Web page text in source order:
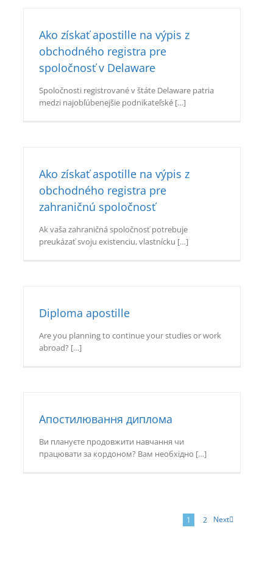
Ako získať apostille na výpis z
obchodného registra pre
spoločnosť v Delaware
Spoločnosti registrované v štáte Delaware patria
medzi najobľúbenejšie podnikateľské […]
Ako získať aspotille na výpis z
obchodného registra pre
zahraničnú spoločnosť
Ak vaša zahraničná spoločnosť potrebuje
preukázať svoju existenciu, vlastnícku […]
Diploma apostille
Are you planning to continue your studies or work
abroad? […]
Апостилювання диплома
Ви плануєте продовжити навчання чи
працювати за кордоном? Вам необхідно […]
1 2 Next